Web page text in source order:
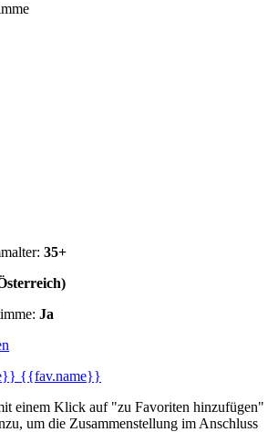
35+
Ja
{{fav.name}}
einem Klick auf "zu Favoriten hinzufügen"
um die Zusammenstellung im Anschluss